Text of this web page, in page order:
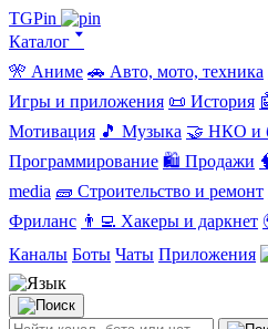
TGPin
Каталог 🢓
🎌 Аниме 🚗 Авто, мото, техника
Игры и приложения 📜 История
Мотивация 🎵 Музыка 🤝 НКО и
Программирование 🛍️ Продажи
media 🧱 Строительство и ремонт
Фриланс 👨‍💻 Хакеры и даркнет
Каналы Боты Чаты Приложения